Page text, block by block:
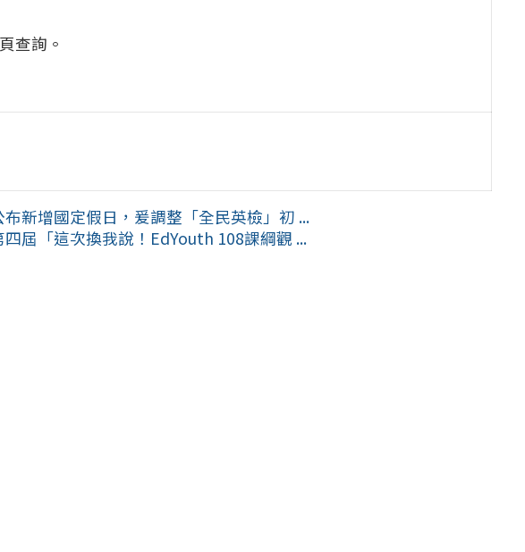
查詢。
新增國定假日，爰調整「全民英檢」初 ...
屆「這次換我說！EdYouth 108課綱觀 ...